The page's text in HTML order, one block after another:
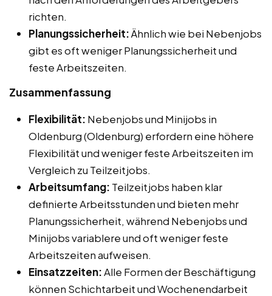
richten.
Planungssicherheit:Ähnlich wie bei Nebenjobs
gibt es oft weniger Planungssicherheit und
feste Arbeitszeiten.
Zusammenfassung
Flexibilität: Nebenjobs und Minijobs in
Oldenburg (Oldenburg) erfordern eine höhere
Flexibilität und weniger feste Arbeitszeiten im
Vergleich zu Teilzeitjobs.
Arbeitsumfang: Teilzeitjobs haben klar
definierte Arbeitsstunden und bieten mehr
Planungssicherheit, während Nebenjobs und
Minijobs variablere und oft weniger feste
Arbeitszeiten aufweisen.
Einsatzzeiten:Alle Formen der Beschäftigung
können Schichtarbeit und Wochenendarbeit